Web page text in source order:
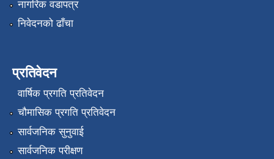
नागरिक वडापत्र
निवेदनको ढाँचा
प्रतिवेदन
वार्षिक प्रगति प्रतिवेदन
चौमासिक प्रगति प्रतिवेदन
सार्वजनिक सुनुवाई
सार्वजनिक परीक्षण